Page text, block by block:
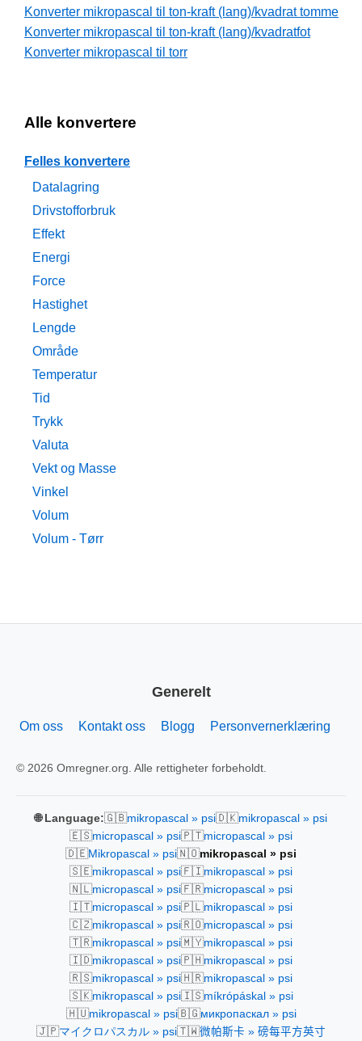
Konverter mikropascal til ton-kraft (lang)/kvadrat tomme
Konverter mikropascal til ton-kraft (lang)/kvadratfot
Konverter mikropascal til torr
Alle konvertere
Felles konvertere
Datalagring
Drivstofforbruk
Effekt
Energi
Force
Hastighet
Lengde
Område
Temperatur
Tid
Trykk
Valuta
Vekt og Masse
Vinkel
Volum
Volum - Tørr
Generelt
Om oss Kontakt oss Blogg Personvernerklæring
© 2026 Omregner.org. Alle rettigheter forbeholdt.
🌐 Language:🇬🇧mikropascal » psi🇩🇰mikropascal » psi
🇪🇸micropascal » psi🇵🇹micropascal » psi
🇩🇪Mikropascal » psi🇳🇴mikropascal » psi
🇸🇪mikropascal » psi🇫🇮mikropascal » psi
🇳🇱micropascal » psi🇫🇷micropascal » psi
🇮🇹micropascal » psi🇵🇱mikropascal » psi
🇨🇿mikropascal » psi🇷🇴micropascal » psi
🇹🇷mikropascal » psi🇲🇾mikropascal » psi
🇮🇩mikropascal » psi🇵🇭mikropascal » psi
🇷🇸mikropascal » psi🇭🇷mikropascal » psi
🇸🇰mikropascal » psi🇮🇸míkrópáskal » psi
🇭🇺mikropascal » psi🇧🇬микропаскал » psi
🇯🇵マイクロパスカル » psi🇹🇼微帕斯卡 » 磅每平方英寸